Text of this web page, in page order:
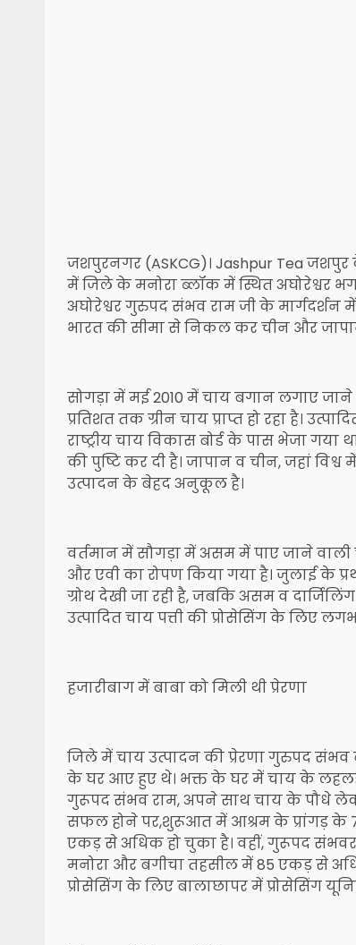
जशपुरनगर (ASKCG)। Jashpur Tea
में जिले के मनोरा ब्लॉक में स्थित अघोरेश्वर
अघोरेश्वर गुरुपद संभव राम जी के
भारत की सीमा से निकल कर चीन और
सोगड़ा में मई 2010 में चाय बगान लगाए जाने
प्रतिशत तक ग्रीन चाय प्राप्त हो रहा है।
राष्ट्रीय चाय विकास बोर्ड के पास भेजा गया
की पुष्टि कर दी है। जापान व चीन, जहां
उत्पादन के बेहद अनुकूल है।
वर्तमान में सौगड़ा में असम में पाए जाने वाली
और एवी का रोपण किया गया है। जुलाई के
ग्रोथ देखी जा रही है, जबकि असम व
उत्पादित चाय पत्ती की प्रोसेसिंग के लिए
हजारीबाग में बाबा को मिली थी प्रेरणा
जिले में चाय उत्पादन की प्रेरणा गुरुपद संभव
के घर आए हुए थे। भक्त के घर में चाय के
गुरूपद संभव राम, अपने साथ चाय के पौधे
सफल होने पर,शुरूआत में आश्रम के प्रांगड़ के
एकड़ से अधिक हो चुका है। वहीं, गुरूपद
मनोरा और बगीचा तहसील में 85 एकड़ से
प्रोसेसिंग के लिए बालाछापर में प्रोसेसिंग